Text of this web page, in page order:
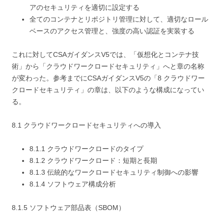
アのセキュリティを適切に設定する
全てのコンテナとリポジトリ管理に対して、適切なロール
ベースのアクセス管理と、強度の高い認証を実装する
これに対してCSAガイダンスV5では、「仮想化とコンテナ技
術」から「クラウドワークロードセキュリティ」へと章の名称
が変わった。参考までにCSAガイダンスV5の「8 クラウドワー
クロードセキュリティ」の章は、以下のような構成になってい
る。
8.1 クラウドワークロードセキュリティへの導入
8.1.1 クラウドワークロードのタイプ
8.1.2 クラウドワークロード：短期と長期
8.1.3 伝統的なワークロードセキュリティ制御への影響
8.1.4 ソフトウェア構成分析
8.1.5 ソフトウェア部品表（SBOM）